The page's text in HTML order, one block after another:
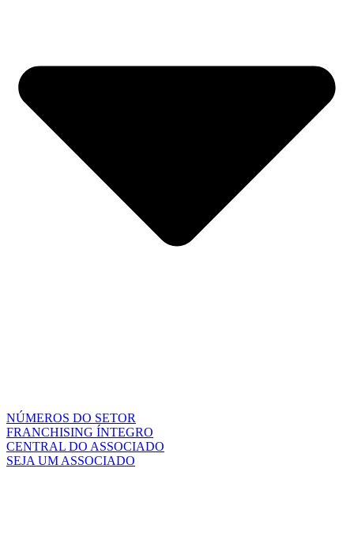
NÚMEROS DO SETOR
FRANCHISING ÍNTEGRO
CENTRAL DO ASSOCIADO
SEJA UM ASSOCIADO